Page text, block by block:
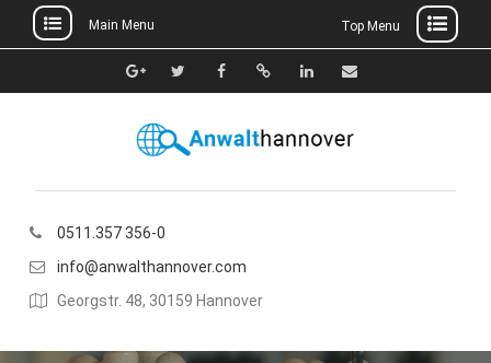
to
Main Menu Top Menu
Google+TwitterFacebook
Xing Linkedin
E-
0511.357 356-0
info@anwalthannover.com
Georgstr. 48, 30159 Hannover